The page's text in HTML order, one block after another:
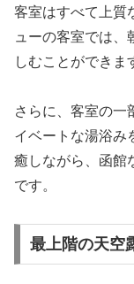
客室はすべて上質
ューの客室では
しむことができま
さらに、客室の一
イベートな湯浴み
癒しながら、函館
です。
最上階の天空